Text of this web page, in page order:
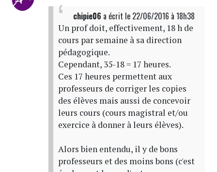
chipie06 a écrit le 22/06/2016 à 18h38
Un prof doit, effectivement, 18 h de
cours par semaine à sa direction
pédagogique.
Cependant, 35-18 = 17 heures.
Ces 17 heures permettent aux
professeurs de corriger les copies
des élèves mais aussi de concevoir
leurs cours (cours magistral et/ou
exercice à donner à leurs élèves).
Alors bien entendu, il y de bons
professeurs et des moins bons (c'est